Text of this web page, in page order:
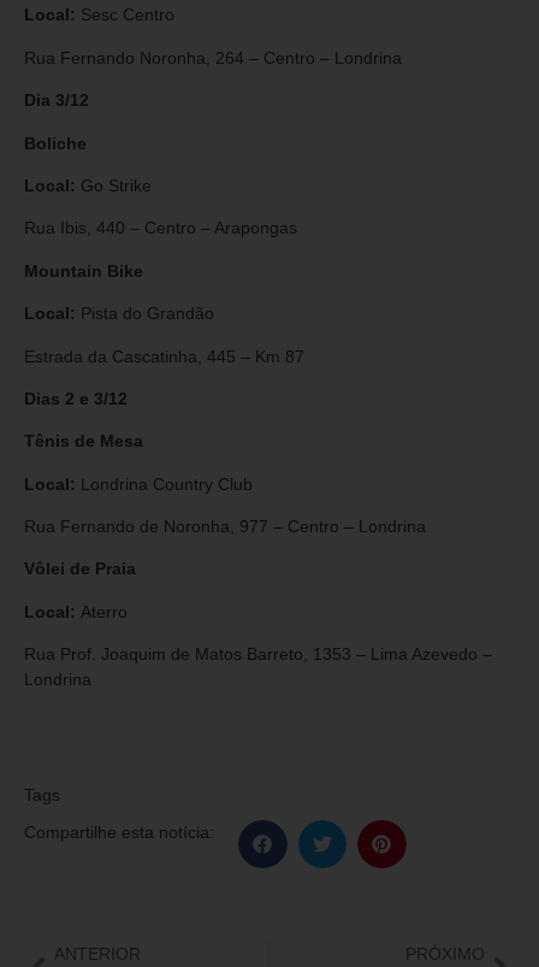
Local: Sesc Centro
Rua Fernando Noronha, 264 – Centro – Londrina
Dia 3/12
Boliche
Local: Go Strike
Rua Ibis, 440 – Centro – Arapongas
Mountain Bike
Local: Pista do Grandão
Estrada da Cascatinha, 445 – Km 87
Dias 2 e 3/12
Tênis de Mesa
Local: Londrina Country Club
Rua Fernando de Noronha, 977 – Centro – Londrina
Vôlei de Praia
Local: Aterro
Rua Prof. Joaquim de Matos Barreto, 1353 – Lima Azevedo –
Londrina
Tags
Compartilhe esta notícia:
ANTERIOR PRÓXIMO